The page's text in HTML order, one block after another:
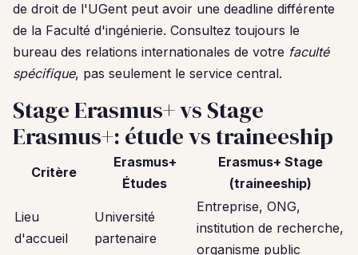
de droit de l'UGent peut avoir une deadline différente
de la Faculté d'ingénierie. Consultez toujours le
bureau des relations internationales de votre faculté
spécifique, pas seulement le service central.
Stage Erasmus+ vs Stage
Erasmus+: étude vs traineeship
Critère
Erasmus+
Études
Erasmus+ Stage
(traineeship)
Lieu
d'accueil
Université
partenaire
Entreprise, ONG,
institution de recherche,
organisme public